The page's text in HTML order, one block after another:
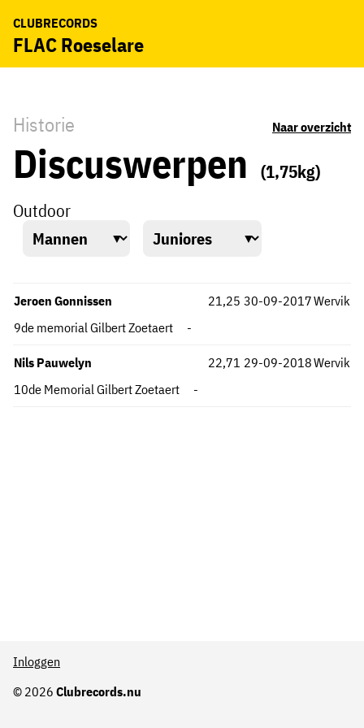
CLUBRECORDS
FLAC Roeselare
Historie Naar overzicht
Discuswerpen
(1,75kg)
Outdoor
Jeroen Gonnissen
Wervik
9de memorial Gilbert Zoetaert
21,25
-
30-09-2017
Nils Pauwelyn
Wervik
10de Memorial Gilbert Zoetaert
22,71
-
29-09-2018
© 2026 Clubrecords.nu
Inloggen